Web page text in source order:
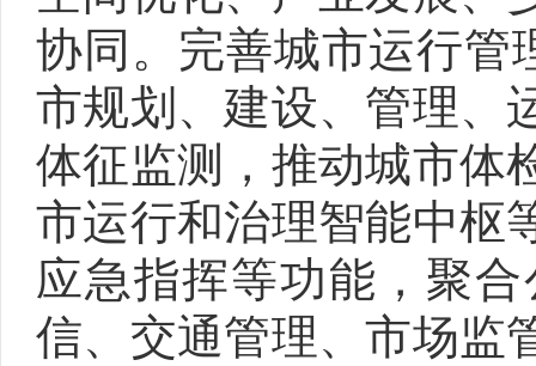
协同。完善城市运行管
市规划、建设、管理、
体征监测，推动城市体
市运行和治理智能中枢
应急指挥等功能，聚
信、交通管理、市场监